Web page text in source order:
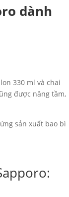
dành
330 ml và chai
được nâng tầm,
sản xuất bao bì